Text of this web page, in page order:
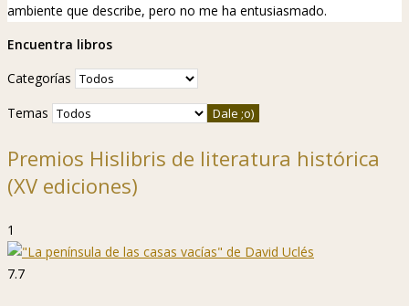
ambiente que describe, pero no me ha entusiasmado.
Encuentra libros
Categorías
Temas
Premios Hislibris de literatura histórica
(XV ediciones)
1
7.7